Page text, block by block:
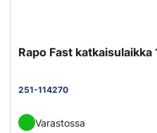
Rapo Fast katkaisulaikka
251-114270
Varastossa